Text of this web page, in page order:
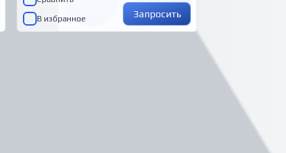
В избранное
Запросить